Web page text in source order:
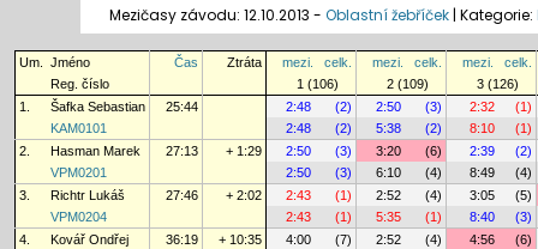
Mezičasy závodu: 12.10.2013 - Oblastní žebříček | Kategorie:
Um. Jméno Čas Ztráta mezi. celk. mezi. celk. mezi.
celk.
Reg. číslo
1 (106) 2 (109)
3 (126)
1.
Šafka Sebastian 25:44 2:48 (2) 2:50 (3) 2:32
(1)
KAM0101
2:48 (2) 5:38 (2) 8:10
(1)
2.
Hasman Marek 27:13 + 1:29 2:50 (3) 3:20 (6) 2:39
(2)
VPM0201
2:50 (3) 6:10 (4) 8:49
(4)
3.
Richtr Lukáš 27:46 + 2:02 2:43 (1) 2:52 (4) 3:05
(5)
VPM0204
2:43 (1) 5:35 (1) 8:40
(3)
4.
Kovář Ondřej 36:19 + 10:35 4:00 (7) 2:52 (4) 4:56
(6)